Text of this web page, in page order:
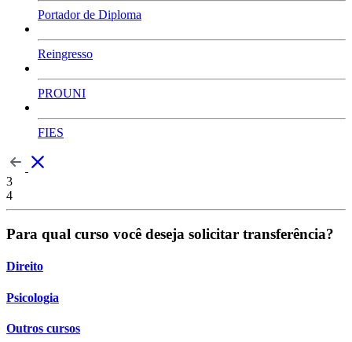
Portador de Diploma
Reingresso
PROUNI
FIES
3
4
Para qual curso você deseja solicitar transferência?
Direito
Psicologia
Outros cursos